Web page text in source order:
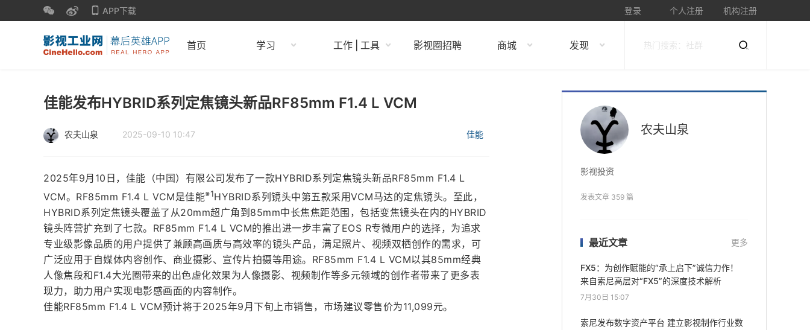
APP下载 登录 个人注册 机构注册
首页 学习 工作 | 工具 影视圈招聘 商城 发现
佳能发布HYBRID系列定焦镜头新品RF85mm F1.4 L VCM
农夫山泉 2025-09-10 10:47 佳能
2025年9月10日，佳能（中国）有限公司发布了一款HYBRID系列定焦镜头新品RF85mm F1.4 L
VCM。RF85mm F1.4 L VCM是佳能※1HYBRID系列镜头中第五款采用VCM马达的定焦镜头。至此，
HYBRID系列定焦镜头覆盖了从20mm超广角到85mm中长焦焦距范围，包括变焦镜头在内的HYBRID
镜头阵营扩充到了七款。RF85mm F1.4 L VCM的推出进一步丰富了EOS R专微用户的选择，为追求
专业级影像品质的用户提供了兼顾高画质与高效率的镜头产品，满足照片、视频双栖创作的需求，可
广泛应用于自媒体内容创作、商业摄影、宣传片拍摄等用途。RF85mm F1.4 L VCM以其85mm经典
人像焦段和F1.4大光圈带来的出色虚化效果为人像摄影、视频制作等多元领域的创作者带来了更多表
现力，助力用户实现电影感画面的内容制作。
​佳能RF85mm F1.4 L VCM预计将于2025年9月下旬上市销售，市场建议零售价为11,099元。
农夫山泉
影视投资
发表文章 359 篇
最近文章 更多
FX5：为创作赋能的“承上启下”诚信力作！
来自索尼高层对“FX5”的深度技术解析
7月30日 15:07
索尼发布数字资产平台 建立影视制作行业数